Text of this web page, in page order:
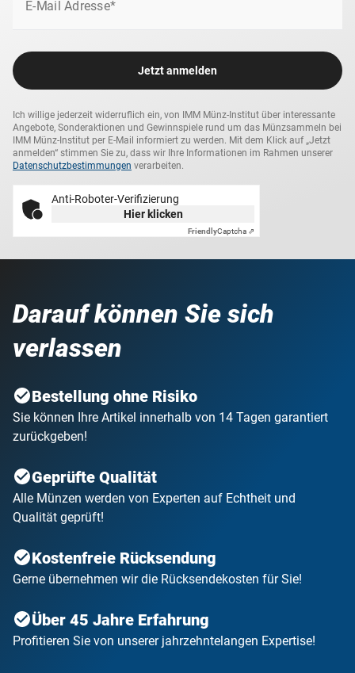
und Qualität geprüft.
Sichern Sie sich diese bis zu 400 Jahre alten Zeitzeugen
österreichischer Geschichte!
E-Mail Adresse*
Jetzt anmelden
Ich willige jederzeit widerruflich ein, von IMM Münz-Institut über interessante
Angebote, Sonderaktionen und Gewinnspiele rund um das Münzsammeln bei
IMM Münz-Institut per E-Mail informiert zu werden. Mit dem Klick auf „Jetzt
anmelden“ stimmen Sie zu, dass wir Ihre Informationen im Rahmen unserer
Datenschutzbestimmungen verarbeiten.
Anti-Roboter-Verifizierung
Hier klicken
FriendlyCaptcha ⇗
Darauf können Sie sich
verlassen
Bestellung ohne Risiko
Sie können Ihre Artikel innerhalb von 14 Tagen garantiert
zurückgeben!
Geprüfte Qualität
Alle Münzen werden von Experten auf Echtheit und
Qualität geprüft!
Kostenfreie Rücksendung
Gerne übernehmen wir die Rücksendekosten für Sie!
Über 45 Jahre Erfahrung
Profitieren Sie von unserer jahrzehntelangen Expertise!